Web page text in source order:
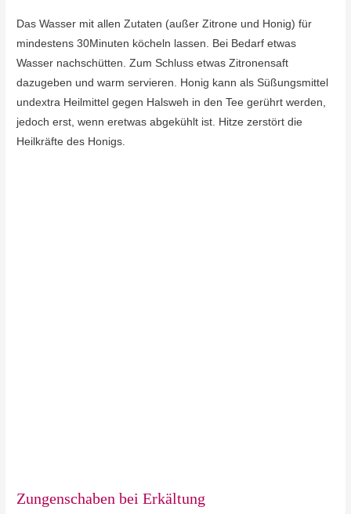
Das Wasser mit allen Zutaten (außer Zitrone und Honig) für
mindestens 30Minuten köcheln lassen. Bei Bedarf etwas
Wasser nachschütten. Zum Schluss etwas Zitronensaft
dazugeben und warm servieren. Honig kann als Süßungsmittel
undextra Heilmittel gegen Halsweh in den Tee gerührt werden,
jedoch erst, wenn eretwas abgekühlt ist. Hitze zerstört die
Heilkräfte des Honigs.
Zungenschaben bei Erkältung